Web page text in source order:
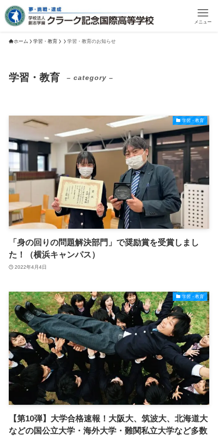
メニュー
ホーム 学習・教育 学習・教育のお知らせ
学習・教育 – category –
学習・教育
「身の回りの問題解決部門」で奨励賞を受賞しまし
た！（横浜キャンパス）
2022年4月4日
学習・教育
【第10弾】大学合格速報！大阪大、筑波大、北海道大
などの国公立大学・海外大学・難関私立大学など多数